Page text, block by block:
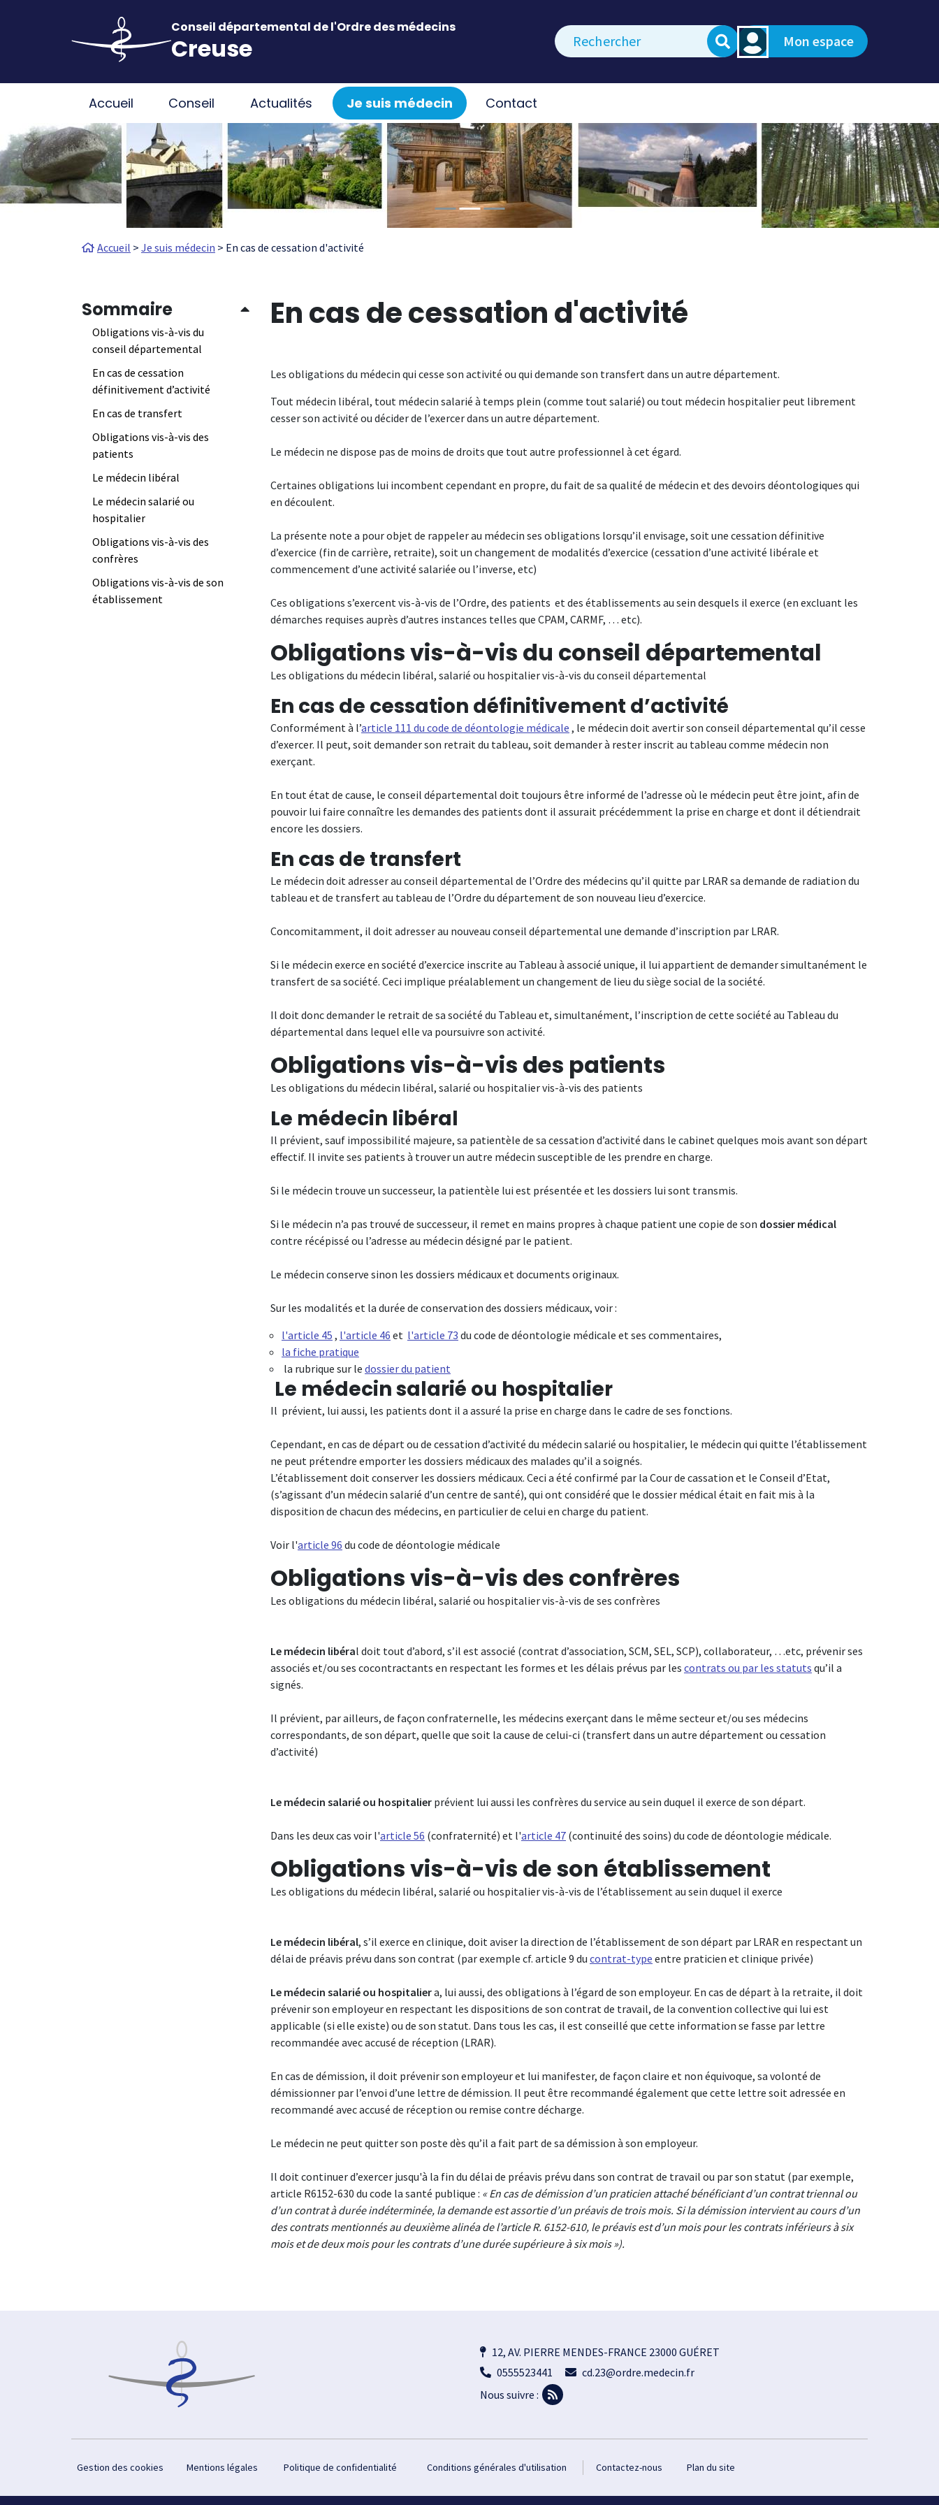
Conseil départemental de l'Ordre des médecins
Creuse Rechercher Mon espace
Main navigation
Accueil Conseil Actualités Je suis médecin Contact
Fil d'Ariane
Accueil Je suis médecin En cas de cessation d'activité
Sommaire
Obligations vis-à-vis du
conseil départemental
En cas de cessation
définitivement d’activité
En cas de transfert
Obligations vis-à-vis des
patients
Le médecin libéral
Le médecin salarié ou
hospitalier
Obligations vis-à-vis des
confrères
Obligations vis-à-vis de son
établissement
En cas de cessation d'activité
Les obligations du médecin qui cesse son activité ou qui demande son transfert dans un autre département.
Tout médecin libéral, tout médecin salarié à temps plein (comme tout salarié) ou tout médecin hospitalier peut librement
cesser son activité ou décider de l’exercer dans un autre département.
Le médecin ne dispose pas de moins de droits que tout autre professionnel à cet égard.
Certaines obligations lui incombent cependant en propre, du fait de sa qualité de médecin et des devoirs déontologiques qui
en découlent.
La présente note a pour objet de rappeler au médecin ses obligations lorsqu’il envisage, soit une cessation définitive
d’exercice (fin de carrière, retraite), soit un changement de modalités d’exercice (cessation d’une activité libérale et
commencement d’une activité salariée ou l’inverse, etc)
Ces obligations s’exercent vis-à-vis de l’Ordre, des patients et des établissements au sein desquels il exerce (en excluant les
démarches requises auprès d’autres instances telles que CPAM, CARMF, … etc).
Obligations vis-à-vis du conseil départemental
Les obligations du médecin libéral, salarié ou hospitalier vis-à-vis du conseil départemental
En cas de cessation définitivement d’activité
Conformément à l’article 111 du code de déontologie médicale , le médecin doit avertir son conseil départemental qu’il cesse
d’exercer. Il peut, soit demander son retrait du tableau, soit demander à rester inscrit au tableau comme médecin non
exerçant.
En tout état de cause, le conseil départemental doit toujours être informé de l’adresse où le médecin peut être joint, afin de
pouvoir lui faire connaître les demandes des patients dont il assurait précédemment la prise en charge et dont il détiendrait
encore les dossiers.
En cas de transfert
Le médecin doit adresser au conseil départemental de l’Ordre des médecins qu’il quitte par LRAR sa demande de radiation du
tableau et de transfert au tableau de l’Ordre du département de son nouveau lieu d’exercice.
Concomitamment, il doit adresser au nouveau conseil départemental une demande d’inscription par LRAR.
Si le médecin exerce en société d’exercice inscrite au Tableau à associé unique, il lui appartient de demander simultanément le
transfert de sa société. Ceci implique préalablement un changement de lieu du siège social de la société.
Il doit donc demander le retrait de sa société du Tableau et, simultanément, l’inscription de cette société au Tableau du
départemental dans lequel elle va poursuivre son activité.
Obligations vis-à-vis des patients
Les obligations du médecin libéral, salarié ou hospitalier vis-à-vis des patients
Le médecin libéral
Il prévient, sauf impossibilité majeure, sa patientèle de sa cessation d’activité dans le cabinet quelques mois avant son départ
effectif. Il invite ses patients à trouver un autre médecin susceptible de les prendre en charge.
Si le médecin trouve un successeur, la patientèle lui est présentée et les dossiers lui sont transmis.
Si le médecin n’a pas trouvé de successeur, il remet en mains propres à chaque patient une copie de son dossier médical
contre récépissé ou l’adresse au médecin désigné par le patient.
Le médecin conserve sinon les dossiers médicaux et documents originaux.
Sur les modalités et la durée de conservation des dossiers médicaux, voir :
l'article 45 , l'article 46 et l'article 73 du code de déontologie médicale et ses commentaires,
la fiche pratique
la rubrique sur le dossier du patient
Le médecin salarié ou hospitalier
Il prévient, lui aussi, les patients dont il a assuré la prise en charge dans le cadre de ses fonctions.
Cependant, en cas de départ ou de cessation d’activité du médecin salarié ou hospitalier, le médecin qui quitte l’établissement
ne peut prétendre emporter les dossiers médicaux des malades qu’il a soignés.
L’établissement doit conserver les dossiers médicaux. Ceci a été confirmé par la Cour de cassation et le Conseil d’Etat,
(s’agissant d’un médecin salarié d’un centre de santé), qui ont considéré que le dossier médical était en fait mis à la
disposition de chacun des médecins, en particulier de celui en charge du patient.
Voir l'article 96 du code de déontologie médicale
Obligations vis-à-vis des confrères
Les obligations du médecin libéral, salarié ou hospitalier vis-à-vis de ses confrères
Le médecin libéral doit tout d’abord, s’il est associé (contrat d’association, SCM, SEL, SCP), collaborateur, …etc, prévenir ses
associés et/ou ses cocontractants en respectant les formes et les délais prévus par les contrats ou par les statuts qu’il a
signés.
Il prévient, par ailleurs, de façon confraternelle, les médecins exerçant dans le même secteur et/ou ses médecins
correspondants, de son départ, quelle que soit la cause de celui-ci (transfert dans un autre département ou cessation
d’activité)
Le médecin salarié ou hospitalier prévient lui aussi les confrères du service au sein duquel il exerce de son départ.
Dans les deux cas voir l'article 56 (confraternité) et l'article 47 (continuité des soins) du code de déontologie médicale.
Obligations vis-à-vis de son établissement
Les obligations du médecin libéral, salarié ou hospitalier vis-à-vis de l’établissement au sein duquel il exerce
Le médecin libéral, s’il exerce en clinique, doit aviser la direction de l’établissement de son départ par LRAR en respectant un
délai de préavis prévu dans son contrat (par exemple cf. article 9 du contrat-type entre praticien et clinique privée)
Le médecin salarié ou hospitaliera, lui aussi, des obligations à l’égard de son employeur. En cas de départ à la retraite, il doit
prévenir son employeur en respectant les dispositions de son contrat de travail, de la convention collective qui lui est
applicable (si elle existe) ou de son statut. Dans tous les cas, il est conseillé que cette information se fasse par lettre
recommandée avec accusé de réception (LRAR).
En cas de démission, il doit prévenir son employeur et lui manifester, de façon claire et non équivoque, sa volonté de
démissionner par l’envoi d’une lettre de démission. Il peut être recommandé également que cette lettre soit adressée en
recommandé avec accusé de réception ou remise contre décharge.
Le médecin ne peut quitter son poste dès qu’il a fait part de sa démission à son employeur.
Il doit continuer d’exercer jusqu'à la fin du délai de préavis prévu dans son contrat de travail ou par son statut (par exemple,
article R6152-630 du code la santé publique : « En cas de démission d’un praticien attaché bénéficiant d’un contrat triennal ou
d’un contrat à durée indéterminée, la demande est assortie d’un préavis de trois mois. Si la démission intervient au cours d’un
des contrats mentionnés au deuxième alinéa de l’article R. 6152-610, le préavis est d’un mois pour les contrats inférieurs à six
mois et de deux mois pour les contrats d’une durée supérieure à six mois »).
12, AV. PIERRE MENDES-FRANCE 23000 GUÉRET
0555523441
cd.23@ordre.medecin.fr
Nous suivre :
Gestion des cookies Mentions légales Politique de confidentialité Conditions générales d'utilisation Contactez-nous Plan du site